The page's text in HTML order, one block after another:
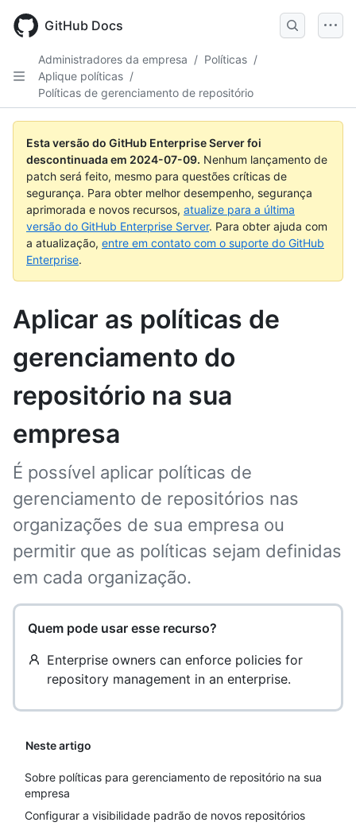
main
GitHub Docs
Administradores da empresa / Políticas /
Aplique políticas /
Políticas de gerenciamento de repositório
Esta versão do GitHub Enterprise Server foi
descontinuada em 2024-07-09. Nenhum lançamento de
patch será feito, mesmo para questões críticas de
segurança. Para obter melhor desempenho, segurança
aprimorada e novos recursos, atualize para a última
versão do GitHub Enterprise Server. Para obter ajuda com
a atualização, entre em contato com o suporte do GitHub
Enterprise.
Aplicar as políticas de
gerenciamento do
repositório na sua
empresa
É possível aplicar políticas de
gerenciamento de repositórios nas
organizações de sua empresa ou
permitir que as políticas sejam definidas
em cada organização.
Quem pode usar esse recurso?
Enterprise owners can enforce policies for
repository management in an enterprise.
Neste artigo
Sobre políticas para gerenciamento de repositório na sua
empresa
Configurar a visibilidade padrão de novos repositórios